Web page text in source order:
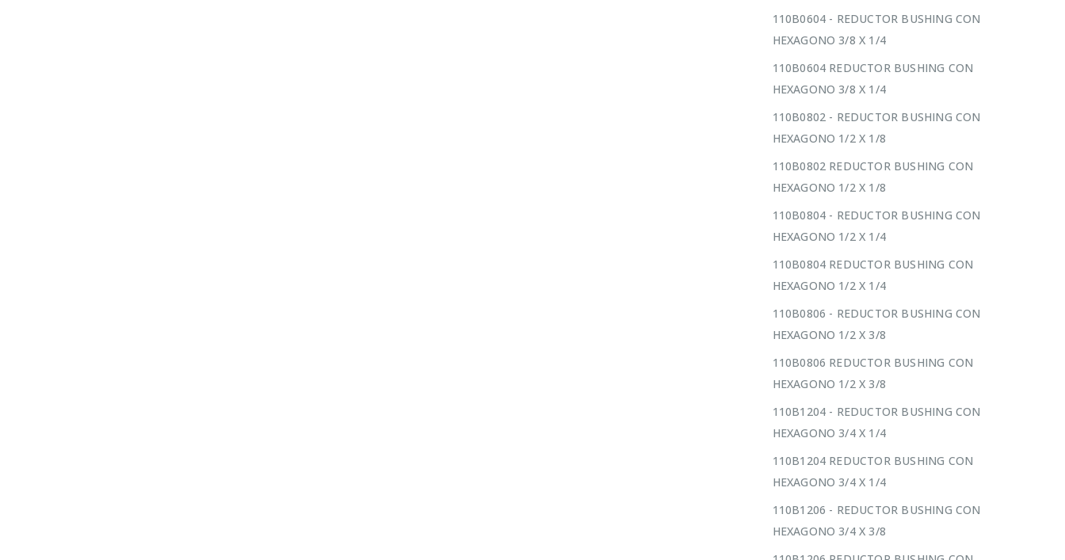
110B0604 - REDUCTOR BUSHING CON
HEXAGONO 3/8 X 1/4
110B0604 REDUCTOR BUSHING CON
HEXAGONO 3/8 X 1/4
110B0802 - REDUCTOR BUSHING CON
HEXAGONO 1/2 X 1/8
110B0802 REDUCTOR BUSHING CON
HEXAGONO 1/2 X 1/8
110B0804 - REDUCTOR BUSHING CON
HEXAGONO 1/2 X 1/4
110B0804 REDUCTOR BUSHING CON
HEXAGONO 1/2 X 1/4
110B0806 - REDUCTOR BUSHING CON
HEXAGONO 1/2 X 3/8
110B0806 REDUCTOR BUSHING CON
HEXAGONO 1/2 X 3/8
110B1204 - REDUCTOR BUSHING CON
HEXAGONO 3/4 X 1/4
110B1204 REDUCTOR BUSHING CON
HEXAGONO 3/4 X 1/4
110B1206 - REDUCTOR BUSHING CON
HEXAGONO 3/4 X 3/8